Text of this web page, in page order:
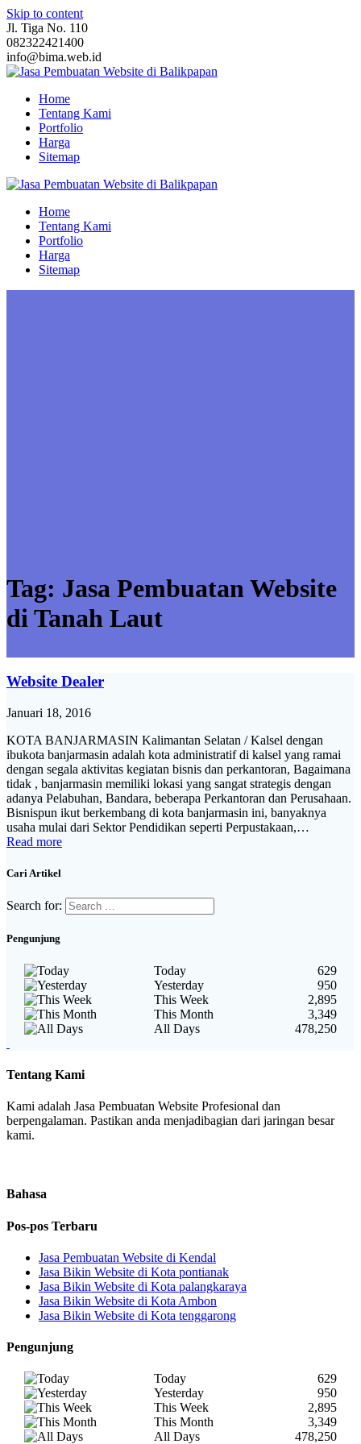
Skip to content
Jl. Tiga No. 110
082322421400
info@bima.web.id
Home
Tentang Kami
Portfolio
Harga
Sitemap
Home
Tentang Kami
Portfolio
Harga
Sitemap
Tag: Jasa Pembuatan Website
di Tanah Laut
Website Dealer
Januari 18, 2016
KOTA BANJARMASIN Kalimantan Selatan / Kalsel dengan
ibukota banjarmasin adalah kota administratif di kalsel yang ramai
dengan segala aktivitas kegiatan bisnis dan perkantoran, Bagaimana
tidak , banjarmasin memiliki lokasi yang sangat strategis dengan
adanya Pelabuhan, Bandara, beberapa Perkantoran dan Perusahaan.
Bisnispun ikut berkembang di kota banjarmasin ini, banyaknya
usaha mulai dari Sektor Pendidikan seperti Perpustakaan,…
Read more
Cari Artikel
Search for:
Pengunjung
Today
629
Yesterday
950
This Week
2,895
This Month
3,349
All Days
478,250
Tentang Kami
Kami adalah Jasa Pembuatan Website Profesional dan
berpengalaman. Pastikan anda menjadibagian dari jaringan besar
kami.
Bahasa
Pos-pos Terbaru
Jasa Pembuatan Website di Kendal
Jasa Bikin Website di Kota pontianak
Jasa Bikin Website di Kota palangkaraya
Jasa Bikin Website di Kota Ambon
Jasa Bikin Website di Kota tenggarong
Pengunjung
Today
629
Yesterday
950
This Week
2,895
This Month
3,349
All Days
478,250